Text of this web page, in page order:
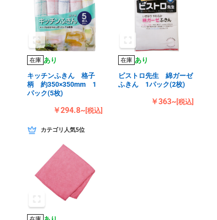
在庫 あり
キッチンふきん 格子
柄 約350×350mm 1
パック(5枚)
￥294.8~[税込]
在庫 あり
ビストロ先生 綿ガーゼ
ふきん 1パック(2枚)
￥363~[税込]
カテゴリ人気5位